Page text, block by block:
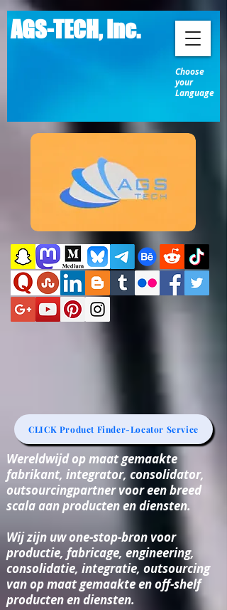
AGS-TECH, Inc.
Choose
your
Language
CLICK Product Finder-Locator Service
Wereldwijd op maat gemaakte
fabrikant, integrator, consolidator,
outsourcingpartner voor een breed
scala aan producten en diensten.
Wij zijn uw one-stop-bron voor
productie, fabricage, engineering,
consolidatie, integratie, outsourcing
van op maat gemaakte en off-shelf
producten en diensten.